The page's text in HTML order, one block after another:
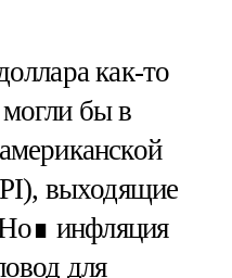
как-то
бы в
выходящие
Но∎ инфляция
для